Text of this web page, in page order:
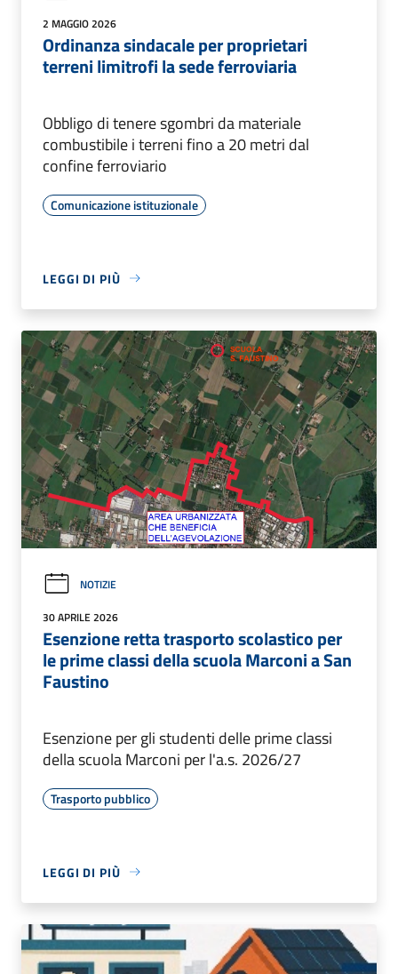
2 MAGGIO 2026
Ordinanza sindacale per proprietari
terreni limitrofi la sede ferroviaria
Obbligo di tenere sgombri da materiale
combustibile i terreni fino a 20 metri dal
confine ferroviario
Comunicazione istituzionale
LEGGI DI PIÙ
NOTIZIE
30 APRILE 2026
Esenzione retta trasporto scolastico per
le prime classi della scuola Marconi a San
Faustino
Esenzione per gli studenti delle prime classi
della scuola Marconi per l'a.s. 2026/27
Trasporto pubblico
LEGGI DI PIÙ